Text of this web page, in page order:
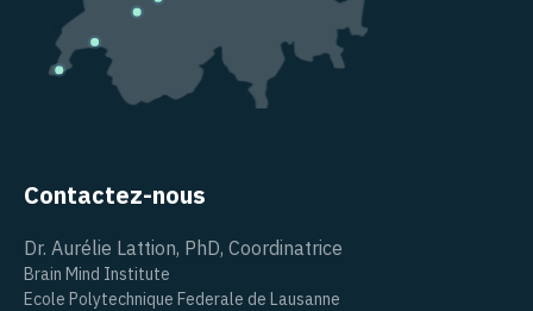
Contactez-nous
Dr. Aurélie Lattion, PhD, Coordinatrice
Brain Mind Institute
Ecole Polytechnique Federale de Lausanne